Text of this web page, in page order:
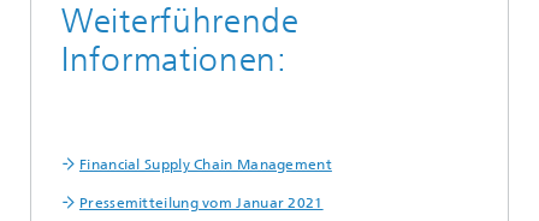
Weiterführende
Informationen:
Financial Supply Chain Management
Pressemitteilung vom Januar 2021